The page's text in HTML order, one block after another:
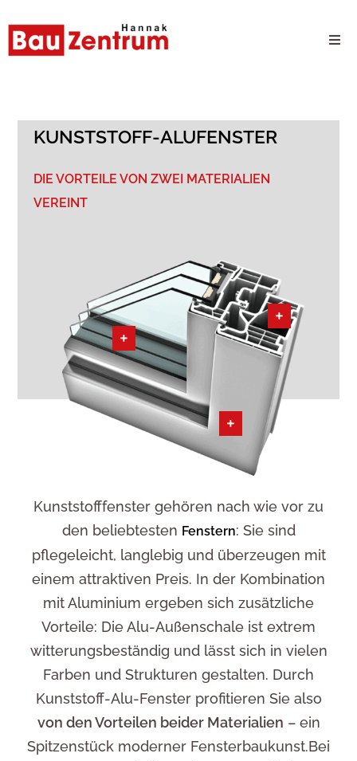
Unternehmen
Produkte
Karriere
Kundenservice
KUNSTSTOFF-ALUFENSTER
DIE VORTEILE VON ZWEI MATERIALIEN
VEREINT
Kunststofffenster gehören nach wie vor zu
den beliebtesten Fenstern: Sie sind
pflegeleicht, langlebig und überzeugen mit
einem attraktiven Preis. In der Kombination
mit Aluminium ergeben sich zusätzliche
Vorteile: Die Alu-Außenschale ist extrem
witterungsbeständig und lässt sich in vielen
Farben und Strukturen gestalten. Durch
Kunststoff-Alu-Fenster profitieren Sie also
von den Vorteilen beider Materialien – ein
Spitzenstück moderner Fensterbaukunst.Bei